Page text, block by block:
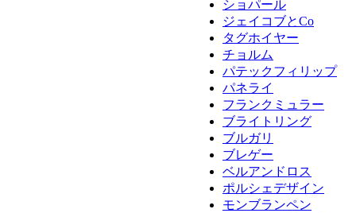
ショパール
ジェイコブとCo
タグホイヤー
チョルム
パテックフィリップ
パネライ
フランクミュラー
ブライトリング
ブルガリ
ブレゲー
ベルアンドロス
ポルシェデザイン
モンブランペン